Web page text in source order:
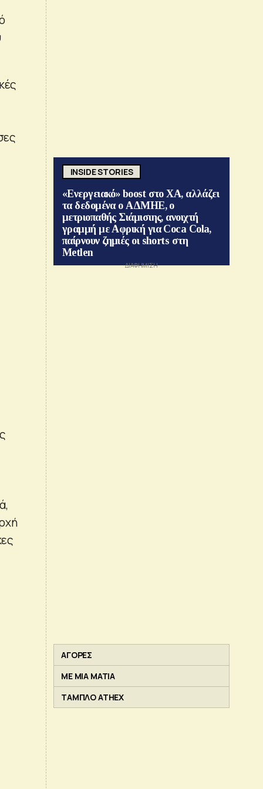
INSIDE STORIES
«Ενεργειακό» boost στο ΧΑ, αλλάζει
τα δεδομένα ο ΑΔΜΗΕ, ο
μετριοπαθής Σιάμισιης, ανοιχτή
γραμμή με Αφρική για Coca Cola,
παίρνουν ζημιές οι shorts στη
Metlen
ΑΓΟΡΕΣ
ΜΕ ΜΙΑ ΜΑΤΙΑ
ΤΑΜΠΛΟ ATHEX